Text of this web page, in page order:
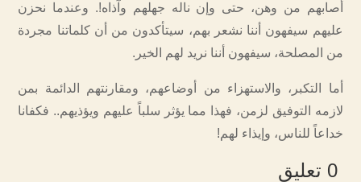
أصابهم من وهن، حتى وإن ناله جهلهم وآذاه!. وعندما نحزن
عليهم سيفهون أننا نشعر بهم، سيتأكدون من أن كلماتنا مجردة
من المصلحة، سيفهون أننا نريد لهم الخير.
أما التكبر، والاستهزاء من أوضاعهم، ومقارنتهم الدائمة بمن
لازمه التوفيق لزمن، فهذا مما يؤثر سلباً عليهم ويؤذيهم.. فكفانا
خداعاً للناس، وإيذاء لهم!
0 تعليق